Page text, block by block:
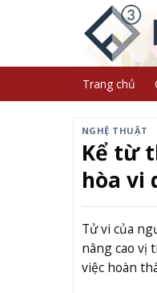
Trang chủ
NGHỆ THUẬT
Kể từ
hòa vi
Tử vi của
nâng cao vị
việc hoàn